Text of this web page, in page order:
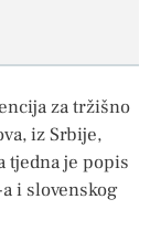
za tržišno
iz Srbije,
tjedna je popis
i slovenskog